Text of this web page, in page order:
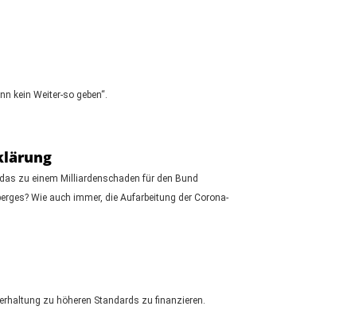
kein Weiter-so geben“.
zu einem Milliardenschaden für den Bund
Wie auch immer, die Aufarbeitung der Corona-
zu höheren Standards zu finanzieren.